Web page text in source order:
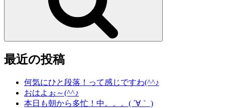
最近の投稿
何気にひと段落！って感じですわ(^^♪
おはよぉ～(^^♪
本日も朝から多忙！中。。。( ´∀｀ )